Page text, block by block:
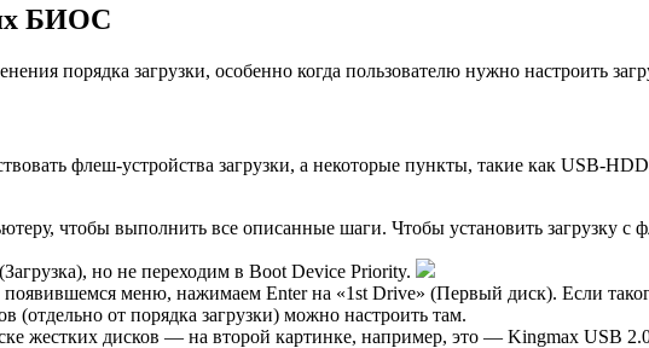
БИОС
порядка загрузки, особенно когда пользователю нужно настроить
флеш-устройства загрузки, а некоторые пункты, такие как USB-
чтобы выполнить все описанные шаги. Чтобы установить загрузку
но не переходим в Boot Device Priority.
меню, нажимаем Enter на «1st Drive» (Первый диск). Если
от порядка загрузки) можно настроить там.
жестких дисков — на второй картинке, например, это — Kingmax USB